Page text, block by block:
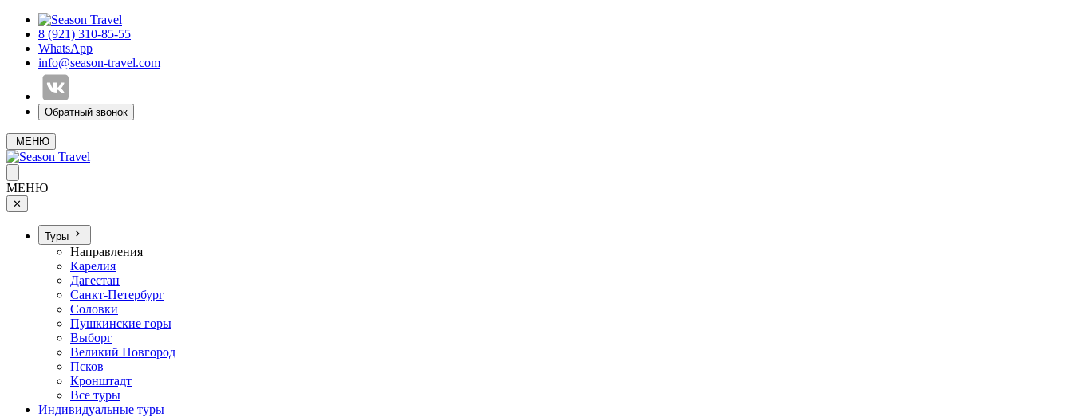
8 (921) 310-85-55
WhatsApp
info@season-travel.com
Обратный звонок
МЕНЮ
МЕНЮ
✕
Туры
Направления
Карелия
Дагестан
Санкт-Петербург
Соловки
Пушкинские горы
Выборг
Великий Новгород
Псков
Кронштадт
Все туры
Индивидуальные туры